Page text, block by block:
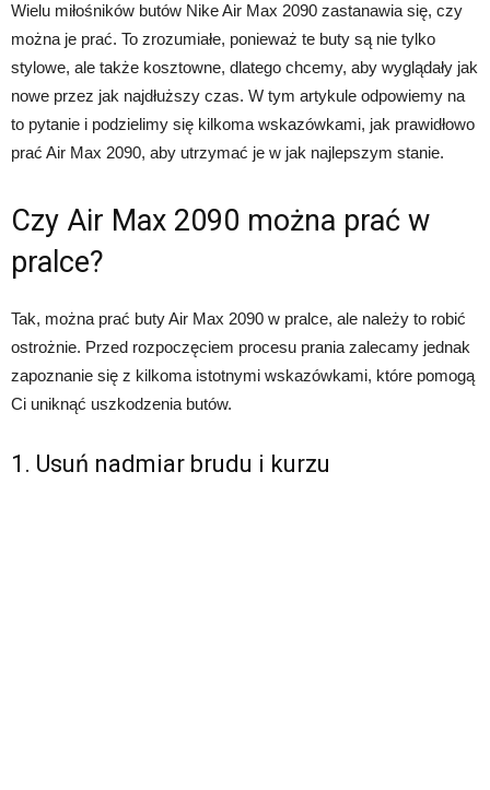
Wielu miłośników butów Nike Air Max 2090 zastanawia się, czy
można je prać. To zrozumiałe, ponieważ te buty są nie tylko
stylowe, ale także kosztowne, dlatego chcemy, aby wyglądały jak
nowe przez jak najdłuższy czas. W tym artykule odpowiemy na
to pytanie i podzielimy się kilkoma wskazówkami, jak prawidłowo
prać Air Max 2090, aby utrzymać je w jak najlepszym stanie.
Czy Air Max 2090 można prać w
pralce?
Tak, można prać buty Air Max 2090 w pralce, ale należy to robić
ostrożnie. Przed rozpoczęciem procesu prania zalecamy jednak
zapoznanie się z kilkoma istotnymi wskazówkami, które pomogą
Ci uniknąć uszkodzenia butów.
1. Usuń nadmiar brudu i kurzu